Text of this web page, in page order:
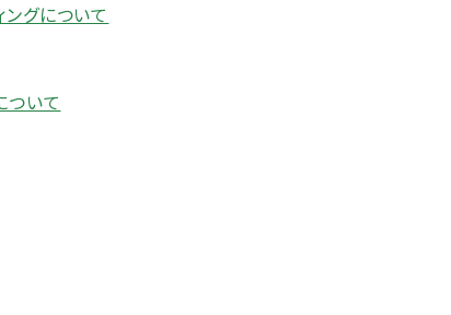
グについて
ついて